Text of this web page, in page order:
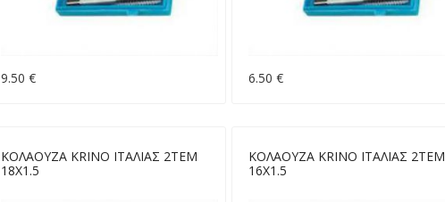
9.50 € 6.50 €
ΚΟΛΑΟΥΖΑ KRINO ΙΤΑΛΙΑΣ 2ΤΕΜ
18Χ1.5
ΚΟΛΑΟΥΖΑ KRINO ΙΤΑΛΙΑΣ 2ΤΕΜ
16Χ1.5